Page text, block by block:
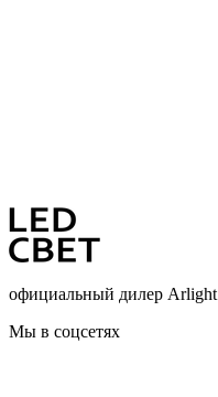
официальный дилер Arlight
Мы в соцсетях